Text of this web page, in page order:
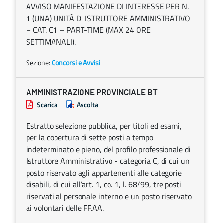
AVVISO MANIFESTAZIONE DI INTERESSE PER N.
1 (UNA) UNITÀ DI ISTRUTTORE AMMINISTRATIVO
– CAT. C1 – PART-TIME (MAX 24 ORE
SETTIMANALI).
Sezione:Concorsi e Avvisi
AMMINISTRAZIONE PROVINCIALE BT
Scarica Ascolta
Estratto selezione pubblica, per titoli ed esami,
per la copertura di sette posti a tempo
indeterminato e pieno, del profilo professionale di
Istruttore Amministrativo - categoria C, di cui un
posto riservato agli appartenenti alle categorie
disabili, di cui all’art. 1, co. 1, l. 68/99, tre posti
riservati al personale interno e un posto riservato
ai volontari delle FF.AA.